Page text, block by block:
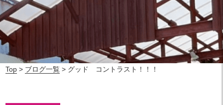
Top > ブログ一覧 > グッド コントラスト！！！